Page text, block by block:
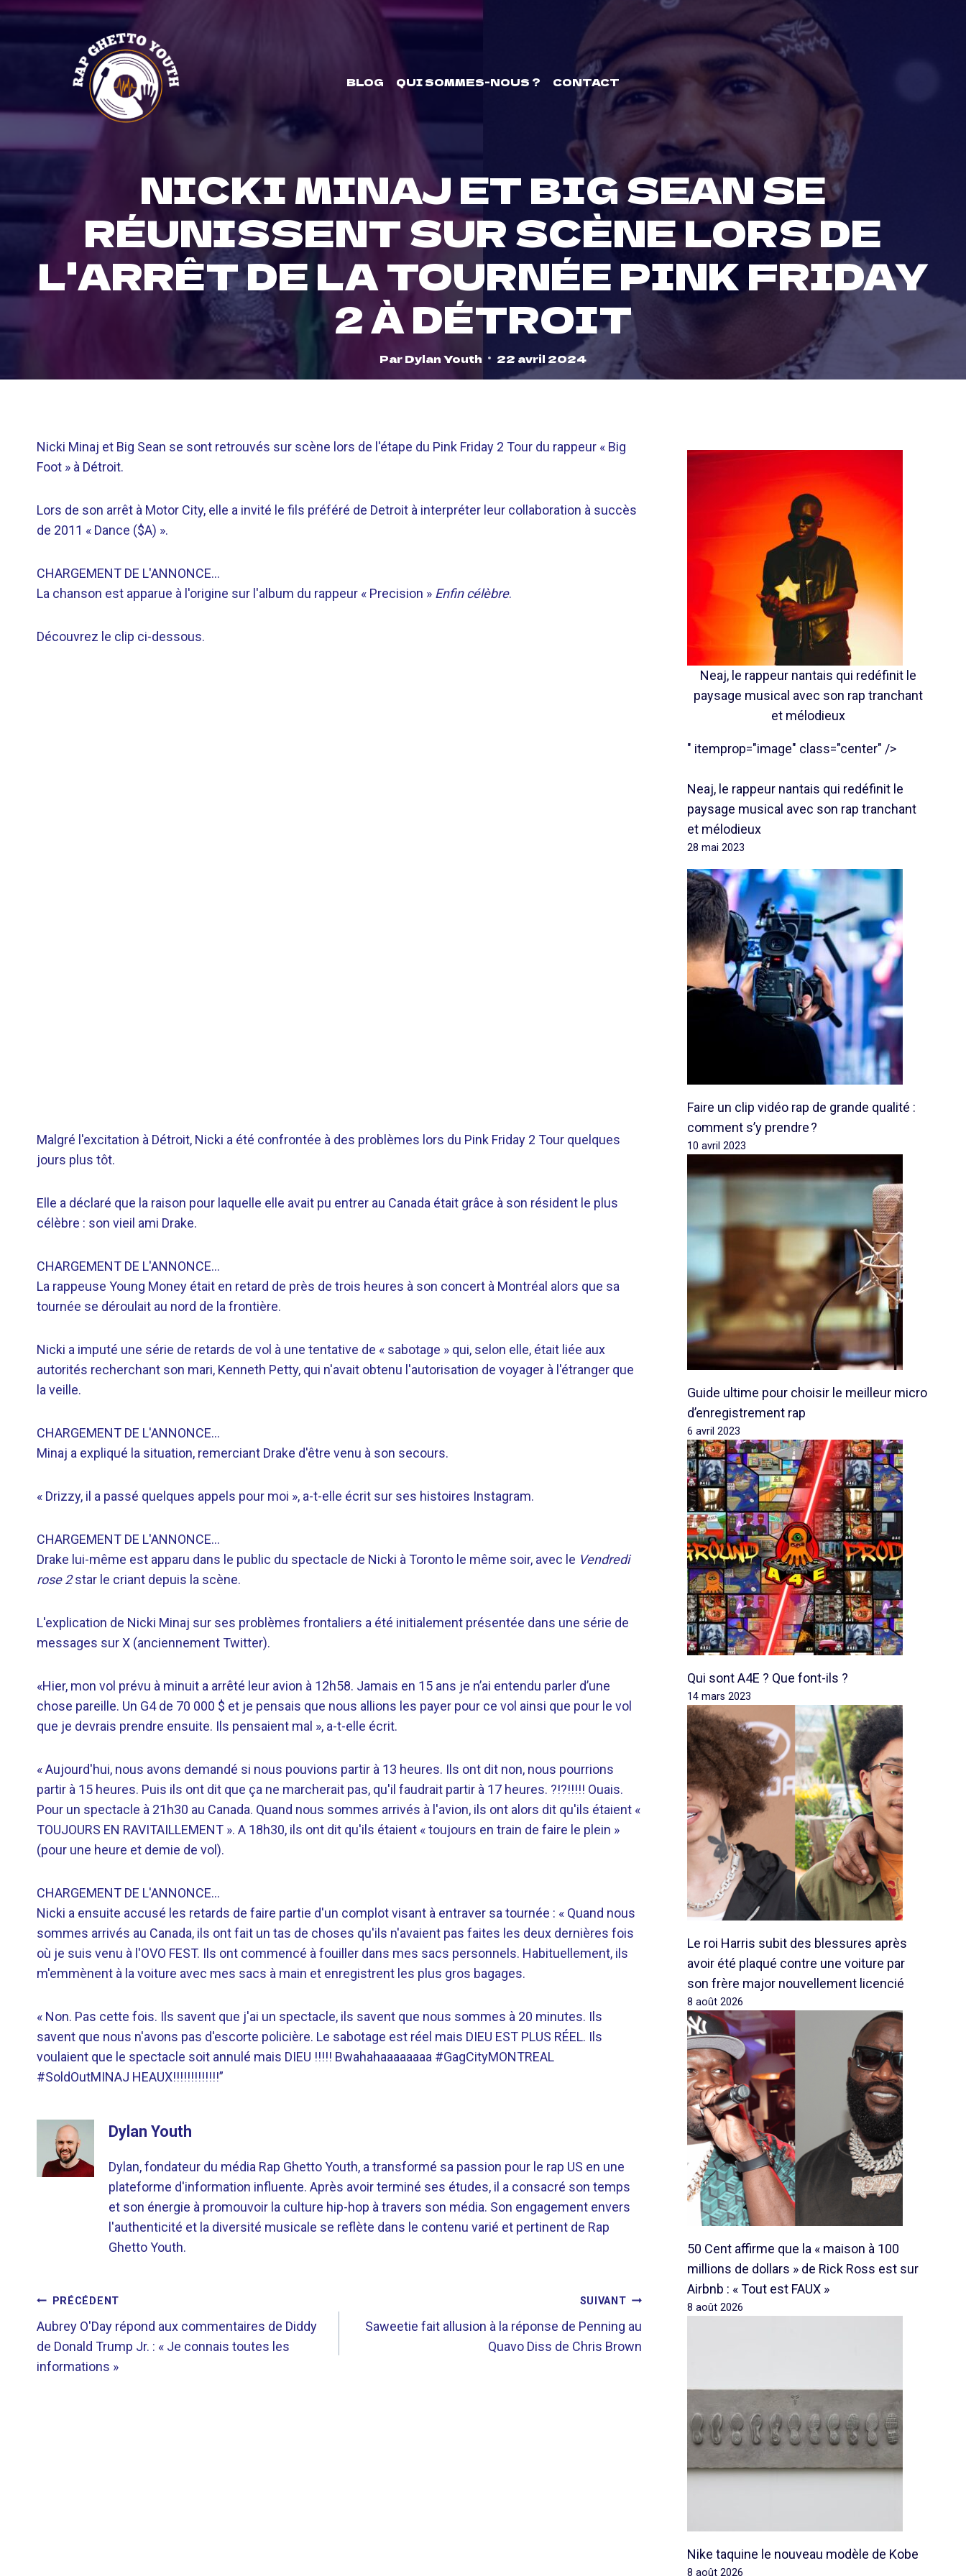
Skip
BLOG QUI SOMMES-NOUS ? CONTACT
NICKI MINAJ ET BIG SEAN SE
RÉUNISSENT SUR SCÈNE LORS DE
L'ARRÊT DE LA TOURNÉE PINK FRIDAY
2 À DÉTROIT
ParDylan Youth 22 avril 2024
Nicki Minaj et Big Sean se sont retrouvés sur scène lors de l'étape du Pink Friday 2 Tour du rappeur « Big
Foot » à Détroit.
Lors de son arrêt à Motor City, elle a invité le fils préféré de Detroit à interpréter leur collaboration à succès
de 2011 « Dance ($A) ».
CHARGEMENT DE L'ANNONCE…
La chanson est apparue à l'origine sur l'album du rappeur « Precision » Enfin célèbre.
Découvrez le clip ci-dessous.
Malgré l'excitation à Détroit, Nicki a été confrontée à des problèmes lors du Pink Friday 2 Tour quelques
jours plus tôt.
Elle a déclaré que la raison pour laquelle elle avait pu entrer au Canada était grâce à son résident le plus
célèbre : son vieil ami Drake.
CHARGEMENT DE L'ANNONCE…
La rappeuse Young Money était en retard de près de trois heures à son concert à Montréal alors que sa
tournée se déroulait au nord de la frontière.
Nicki a imputé une série de retards de vol à une tentative de « sabotage » qui, selon elle, était liée aux
autorités recherchant son mari, Kenneth Petty, qui n'avait obtenu l'autorisation de voyager à l'étranger que
la veille.
CHARGEMENT DE L'ANNONCE…
Minaj a expliqué la situation, remerciant Drake d'être venu à son secours.
« Drizzy, il a passé quelques appels pour moi », a-t-elle écrit sur ses histoires Instagram.
CHARGEMENT DE L'ANNONCE…
Drake lui-même est apparu dans le public du spectacle de Nicki à Toronto le même soir, avec le Vendredi
rose 2star le criant depuis la scène.
L'explication de Nicki Minaj sur ses problèmes frontaliers a été initialement présentée dans une série de
messages sur X (anciennement Twitter).
«Hier, mon vol prévu à minuit a arrêté leur avion à 12h58. Jamais en 15 ans je n’ai entendu parler d’une
chose pareille. Un G4 de 70 000 $ et je pensais que nous allions les payer pour ce vol ainsi que pour le vol
que je devrais prendre ensuite. Ils pensaient mal », a-t-elle écrit.
« Aujourd'hui, nous avons demandé si nous pouvions partir à 13 heures. Ils ont dit non, nous pourrions
partir à 15 heures. Puis ils ont dit que ça ne marcherait pas, qu'il faudrait partir à 17 heures. ?!?!!!!! Ouais.
Pour un spectacle à 21h30 au Canada. Quand nous sommes arrivés à l'avion, ils ont alors dit qu'ils étaient «
TOUJOURS EN RAVITAILLEMENT ». A 18h30, ils ont dit qu'ils étaient « toujours en train de faire le plein »
(pour une heure et demie de vol).
CHARGEMENT DE L'ANNONCE…
Nicki a ensuite accusé les retards de faire partie d'un complot visant à entraver sa tournée : « Quand nous
sommes arrivés au Canada, ils ont fait un tas de choses qu'ils n'avaient pas faites les deux dernières fois
où je suis venu à l'OVO FEST. Ils ont commencé à fouiller dans mes sacs personnels. Habituellement, ils
m'emmènent à la voiture avec mes sacs à main et enregistrent les plus gros bagages.
« Non. Pas cette fois. Ils savent que j'ai un spectacle, ils savent que nous sommes à 20 minutes. Ils
savent que nous n'avons pas d'escorte policière. Le sabotage est réel mais DIEU EST PLUS RÉEL. Ils
voulaient que le spectacle soit annulé mais DIEU !!!!! Bwahahaaaaaaaa #GagCityMONTREAL
#SoldOutMINAJ HEAUX!!!!!!!!!!!!!”
Dylan Youth
Dylan, fondateur du média Rap Ghetto Youth, a transformé sa passion pour le rap US en une
plateforme d'information influente. Après avoir terminé ses études, il a consacré son temps
et son énergie à promouvoir la culture hip-hop à travers son média. Son engagement envers
l'authenticité et la diversité musicale se reflète dans le contenu varié et pertinent de Rap
Ghetto Youth.
NAVIGATION
DE
L’ARTICLE
PRÉCÉDENT
Aubrey O'Day répond aux commentaires de Diddy
de Donald Trump Jr. : « Je connais toutes les
informations »
SUIVANT
Saweetie fait allusion à la réponse de Penning au
Quavo Diss de Chris Brown
Neaj, le rappeur nantais qui redéfinit le
paysage musical avec son rap tranchant
et mélodieux
" itemprop="image" class="center" />
Neaj, le rappeur nantais qui redéfinit le
paysage musical avec son rap tranchant
et mélodieux
28 mai 2023
Faire un clip vidéo rap de grande qualité :
comment s’y prendre ?
10 avril 2023
Guide ultime pour choisir le meilleur micro
d’enregistrement rap
6 avril 2023
Qui sont A4E ? Que font-ils ?
14 mars 2023
Le roi Harris subit des blessures après
avoir été plaqué contre une voiture par
son frère major nouvellement licencié
8 août 2026
50 Cent affirme que la « maison à 100
millions de dollars » de Rick Ross est sur
Airbnb : « Tout est FAUX »
8 août 2026
Nike taquine le nouveau modèle de Kobe
8 août 2026